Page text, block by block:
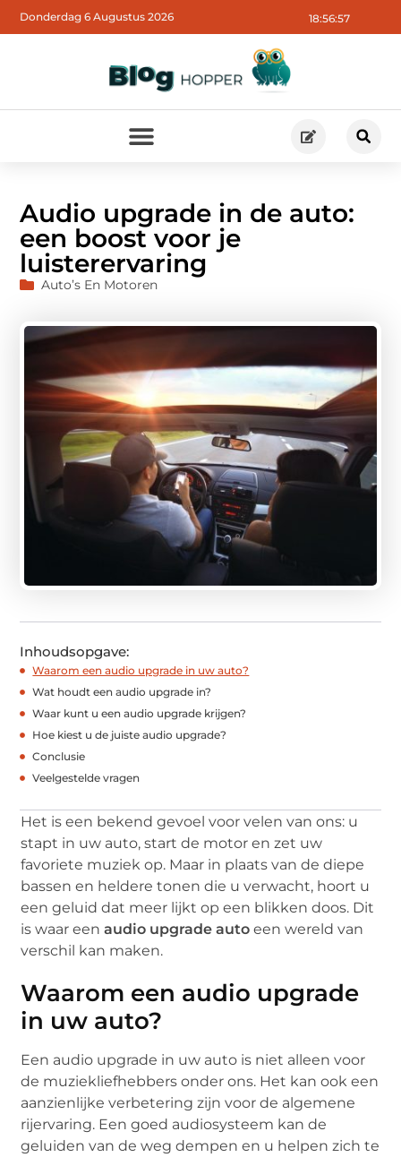
18:56:58
Donderdag 6 Augustus 2026
Audio upgrade in de auto:
een boost voor je
luisterervaring
Auto’s En Motoren
Inhoudsopgave:
Waarom een audio upgrade in uw auto?
Wat houdt een audio upgrade in?
Waar kunt u een audio upgrade krijgen?
Hoe kiest u de juiste audio upgrade?
Conclusie
Veelgestelde vragen
Het is een bekend gevoel voor velen van ons: u
stapt in uw auto, start de motor en zet uw
favoriete muziek op. Maar in plaats van de diepe
bassen en heldere tonen die u verwacht, hoort u
een geluid dat meer lijkt op een blikken doos. Dit
is waar eenaudio upgrade auto een wereld van
verschil kan maken.
Waarom een audio upgrade
in uw auto?
Een audio upgrade in uw auto is niet alleen voor
de muziekliefhebbers onder ons. Het kan ook een
aanzienlijke verbetering zijn voor de algemene
rijervaring. Een goed audiosysteem kan de
geluiden van de weg dempen en u helpen zich te